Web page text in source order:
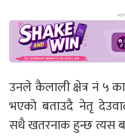
उनले कैलाली क्षेत्र नं ५
भएको बताउदै नेतृ
सधै खतरनाक हुन्छ त्यस